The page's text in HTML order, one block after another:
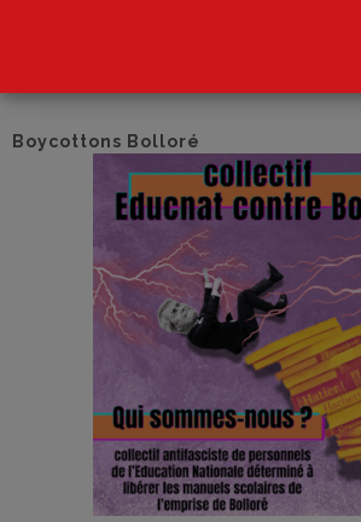
Boycottons Bolloré